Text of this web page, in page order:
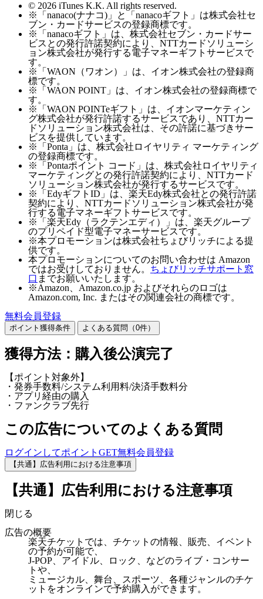
© 2026 iTunes K.K. All rights reserved.
※「nanaco(ナナコ)」と「nanacoギフト」は株式会社セ
ブン・カードサービスの登録商標です。
※「nanacoギフト」は、株式会社セブン・カードサー
ビスとの発行許諾契約により、NTTカードソリューシ
ョン株式会社が発行する電子マネーギフトサービスで
す。
※「WAON（ワオン）」は、イオン株式会社の登録商
標です。
※「WAON POINT」は、イオン株式会社の登録商標で
す。
※「WAON POINTeギフト」は、イオンマーケティン
グ株式会社が発行許諾するサービスであり、NTTカー
ドソリューション株式会社は、その許諾に基づきサー
ビスを提供しています。
※「Ponta」は、株式会社ロイヤリティ マーケティング
の登録商標です。
※「Pontaポイント コード」は、株式会社ロイヤリティ
マーケティングとの発行許諾契約により、NTTカード
ソリューション株式会社が発行するサービスです。
※「EdyギフトID」は、楽天Edy株式会社との発行許諾
契約により、NTTカードソリューション株式会社が発
行する電子マネーギフトサービスです。
※「楽天Edy（ラクテンエディ）」は、楽天グループ
のプリペイド型電子マネーサービスです。
※本プロモーションは株式会社ちょびリッチによる提
供です。
本プロモーションについてのお問い合わせは Amazon
ではお受けしておりません。 ちょびリッチサポート窓
口 までお願いいたします。
※Amazon、Amazon.co.jp およびそれらのロゴは
Amazon.com, Inc. またはその関連会社の商標です。
無料会員登録
ポイント獲得条件 よくある質問（0件）
獲得方法：購入後公演完了
【ポイント対象外】
・発券手数料/システム利用料/決済手数料分
・アプリ経由の購入
・ファンクラブ先行
この広告についてのよくある質問
ログインしてポイントGET無料会員登録
【共通】広告利用における注意事項
【共通】広告利用における注意事項
閉じる
広告の概要
楽天チケットでは、チケットの情報、販売、イベント
の予約が可能で、
J-POP、アイドル、ロック、などのライブ・コンサー
トや、
ミュージカル、舞台、スポーツ、各種ジャンルのチケ
ットをオンラインで予約購入ができます。